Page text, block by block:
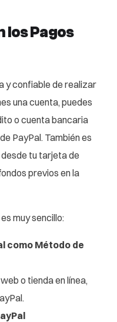
los Pagos
y confiable de realizar
una cuenta, puedes
o cuenta bancaria
PayPal. También es
tu tarjeta de
previos en la
muy sencillo:
como Método de
o tienda en línea,